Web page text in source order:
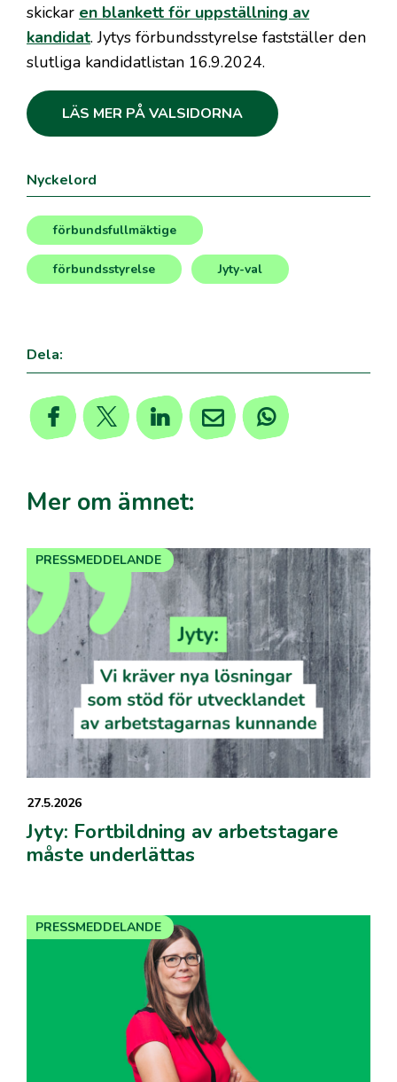
skickar en blankett för uppställning av
kandidat. Jytys förbundsstyrelse fastställer den
slutliga kandidatlistan 16.9.2024.
LÄS MER PÅ VALSIDORNA
Nyckelord
förbundsfullmäktige
, förbundsstyrelse Jyty-val
Dela:
Mer om ämnet:
27.5.2026
Jyty: Fortbildning av arbetstagare
måste underlättas
PRESSMEDDELANDE
PRESSMEDDELANDE